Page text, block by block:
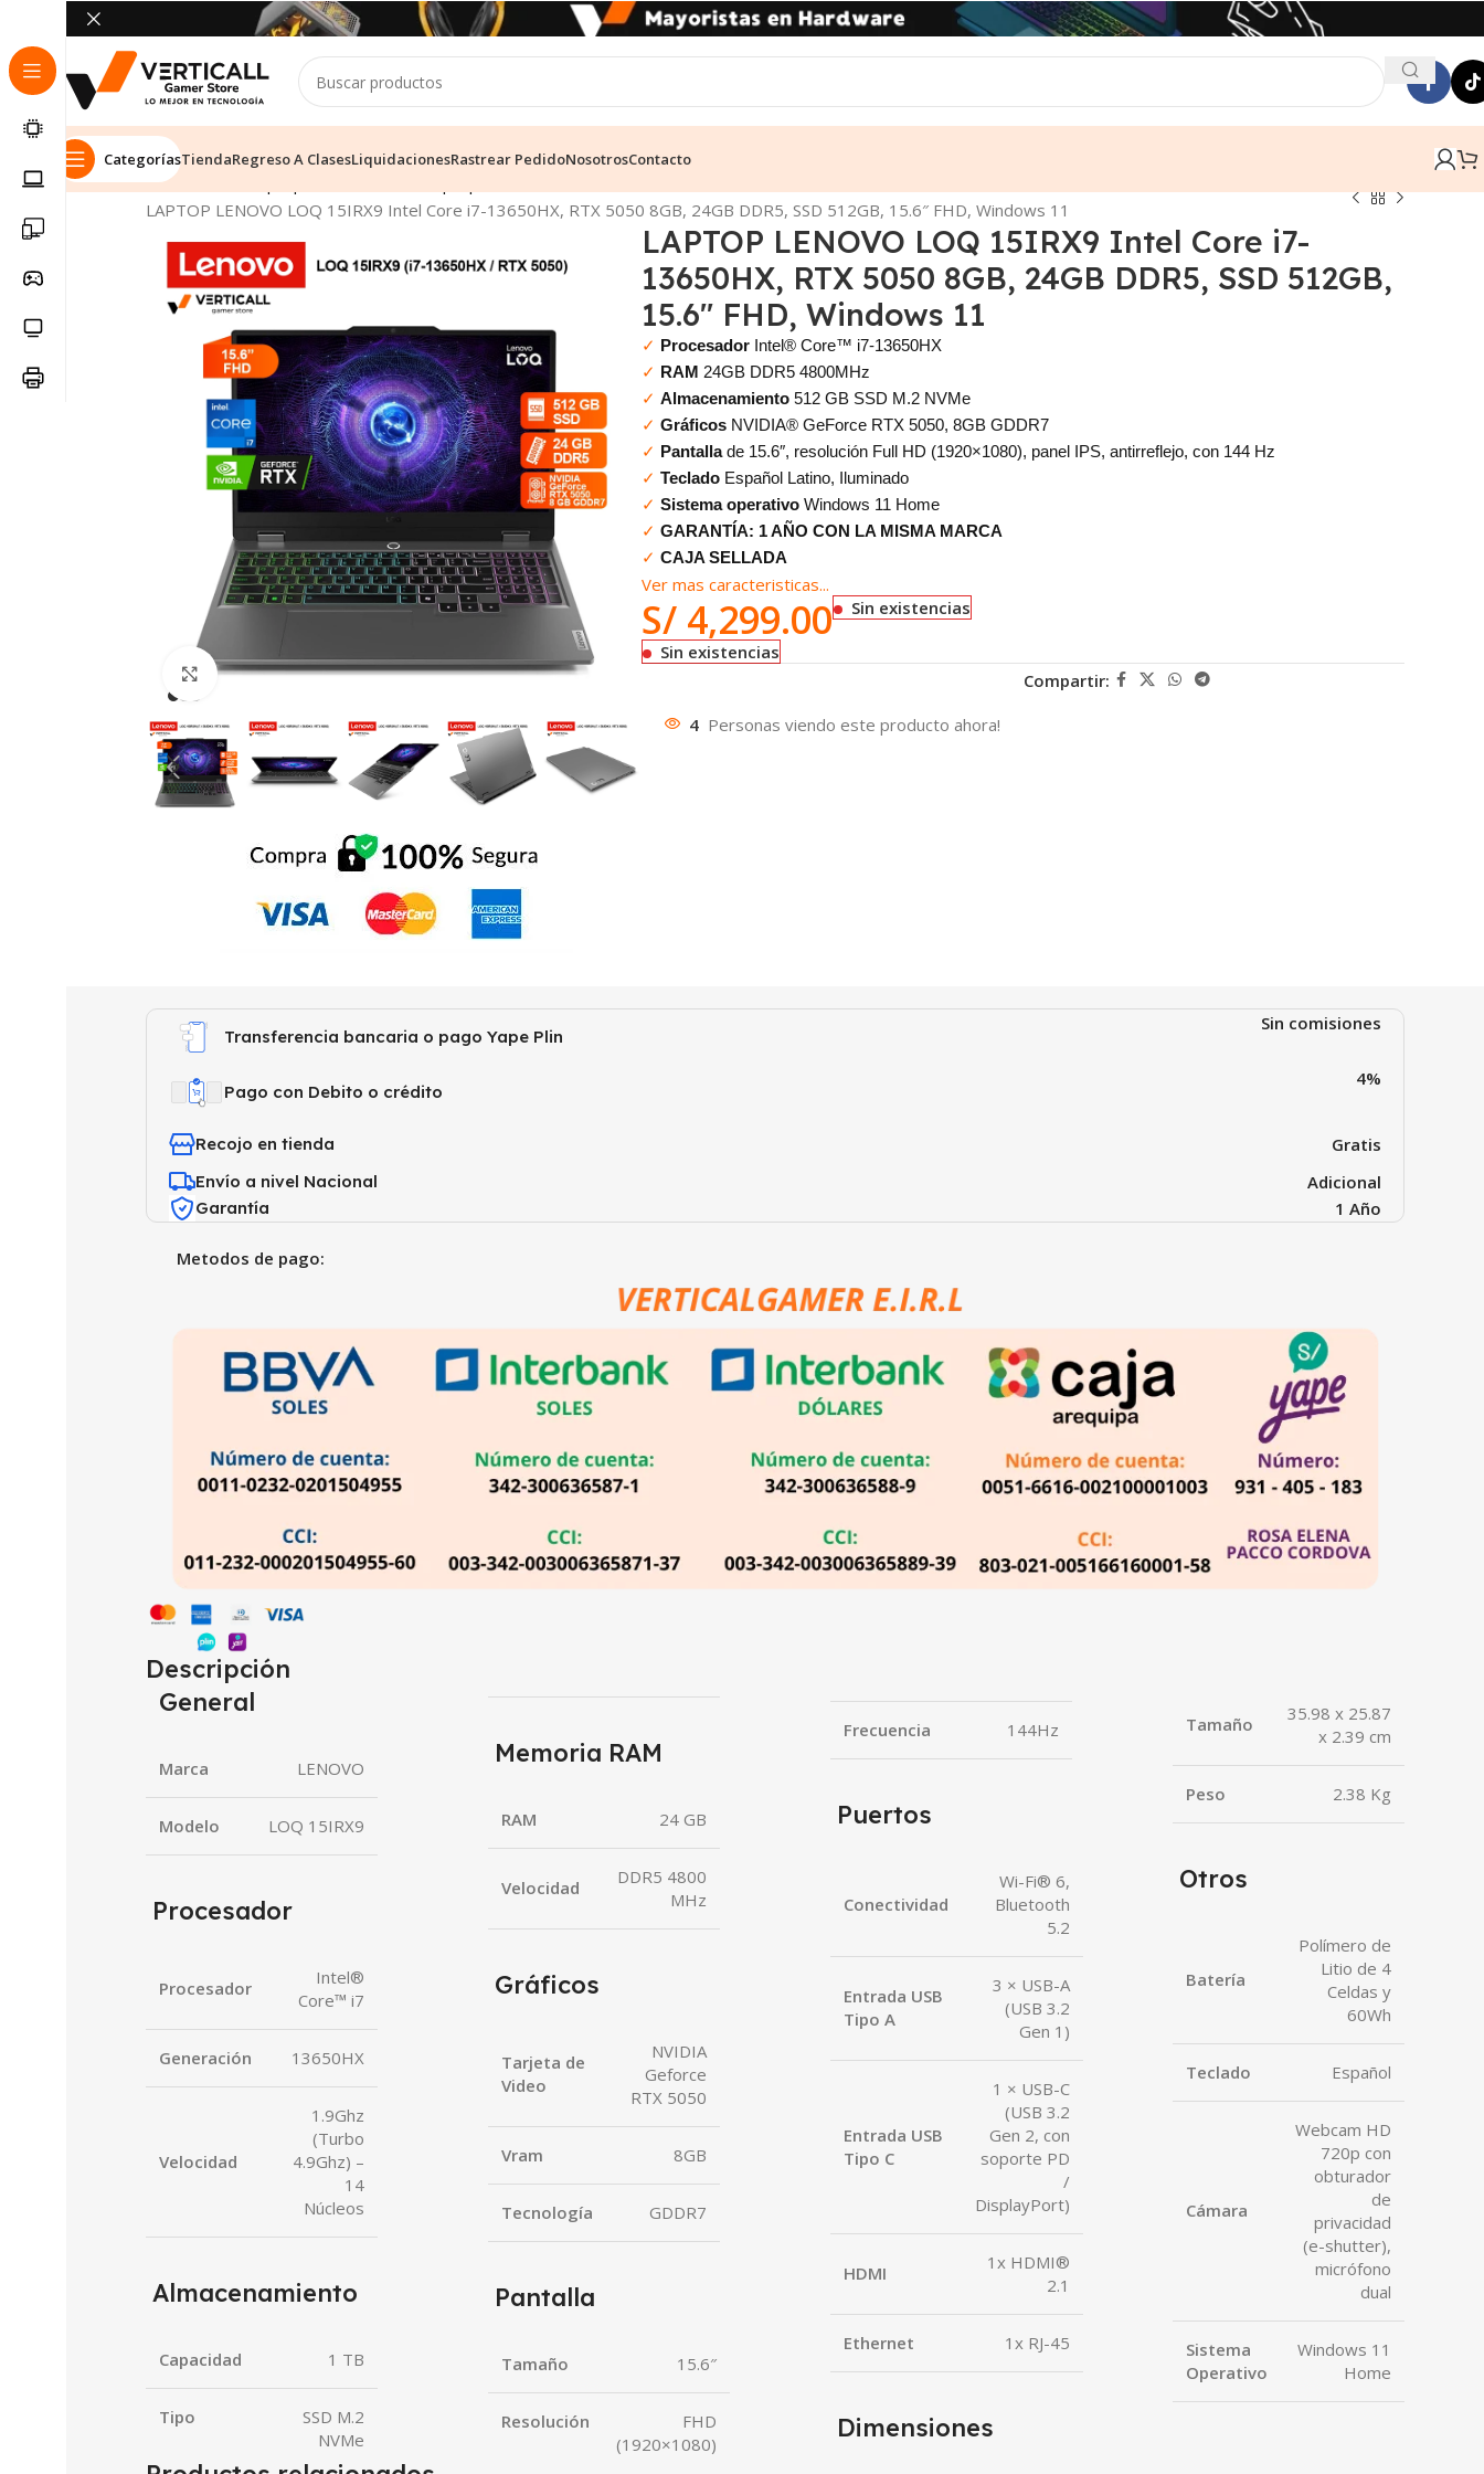
CategoríasTiendaRegreso A ClasesLiquidacionesRastrear PedidoNosotrosContacto
Inicio
LAPTOP LENOVO LOQ 15IRX9 Intel Core i7-13650HX, RTX 5050 8GB, 24GB DDR5, SSD 512GB, 15.6″ FHD, Windows 11
Click to enlarge
LAPTOP LENOVO LOQ 15IRX9 Intel Core i7-
13650HX, RTX 5050 8GB, 24GB DDR5, SSD 512GB,
15.6″ FHD, Windows 11
✓ Procesador Intel® Core™ i7-13650HX
✓ RAM 24GB DDR5 4800MHz
✓ Almacenamiento 512 GB SSD M.2 NVMe
✓ Gráficos NVIDIA® GeForce RTX 5050, 8GB GDDR7
✓ Pantallade 15.6″, resolución Full HD (1920×1080), panel IPS, antirreflejo, con 144 Hz
✓ Teclado Español Latino, Iluminado
✓ Sistema operativo Windows 11 Home
✓ GARANTÍA: 1 AÑO CON LA MISMA MARCA
✓ CAJA SELLADA
Ver mas caracteristicas...
S/ 4,299.00
Sin existencias
Sin existencias
Compartir:
4 Personas viendo este producto ahora!
Transferencia bancaria o pago Yape Plin
Sin comisiones
Pago con Debito o crédito
4%
Recojo en tienda Gratis
Envío a nivel Nacional Adicional
Garantía 1 Año
Metodos de pago:
Descripción
General
Marca LENOVO
Modelo LOQ 15IRX9
Procesador
Procesador
Intel®
Core™ i7
Generación 13650HX
Velocidad
1.9Ghz
(Turbo
4.9Ghz) –
14
Núcleos
Almacenamiento
Capacidad 1 TB
Tipo
SSD M.2
NVMe
Memoria RAM
RAM 24 GB
Velocidad
DDR5 4800
MHz
Gráficos
Tarjeta de
Video
NVIDIA
Geforce
RTX 5050
Vram 8GB
Tecnología GDDR7
Pantalla
Tamaño 15.6″
Resolución
FHD
(1920×1080)
Frecuencia 144Hz
Puertos
Conectividad
Wi-Fi® 6,
Bluetooth
5.2
Entrada USB
Tipo A
3 × USB-A
(USB 3.2
Gen 1)
Entrada USB
Tipo C
1 × USB-C
(USB 3.2
Gen 2, con
soporte PD
/
DisplayPort)
HDMI
1x HDMI®
2.1
Ethernet 1x RJ-45
Dimensiones
Tamaño
35.98 x 25.87
x 2.39 cm
Peso 2.38 Kg
Otros
Batería
Polímero de
Litio de 4
Celdas y
60Wh
Teclado Español
Cámara
Webcam HD
720p con
obturador
de
privacidad
(e-shutter),
micrófono
dual
Sistema
Operativo
Windows 11
Home